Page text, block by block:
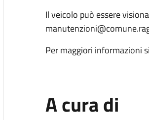
Il veicolo può essere
Per maggiori informazioni
A cura di